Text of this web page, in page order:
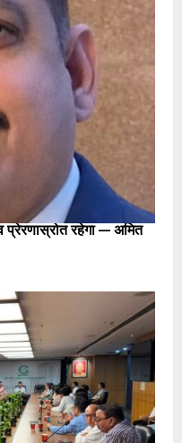
प्रेरणास्रोत रहेगा — अमित